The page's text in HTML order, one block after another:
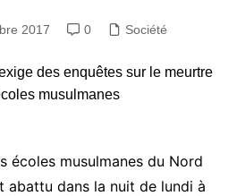
2017 0 Société
écoles musulmanes du Nord
abattu dans la nuit de lundi à